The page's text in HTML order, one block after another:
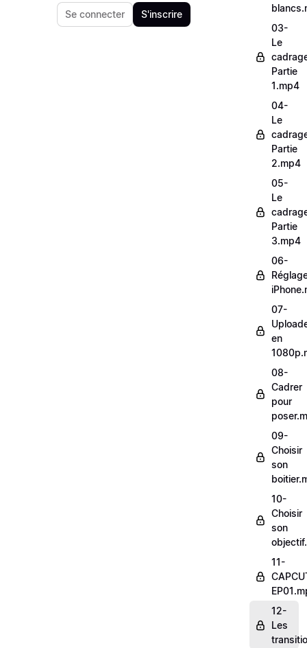
Se connecter S'inscrire
03-
Le
Partie
1.mp4
04-
Le
Partie
2.mp4
05-
Le
Partie
3.mp4
06-
07-
en
08-
Cadrer
pour
09-
Choisir
son
10-
Choisir
son
11-
12-
Les